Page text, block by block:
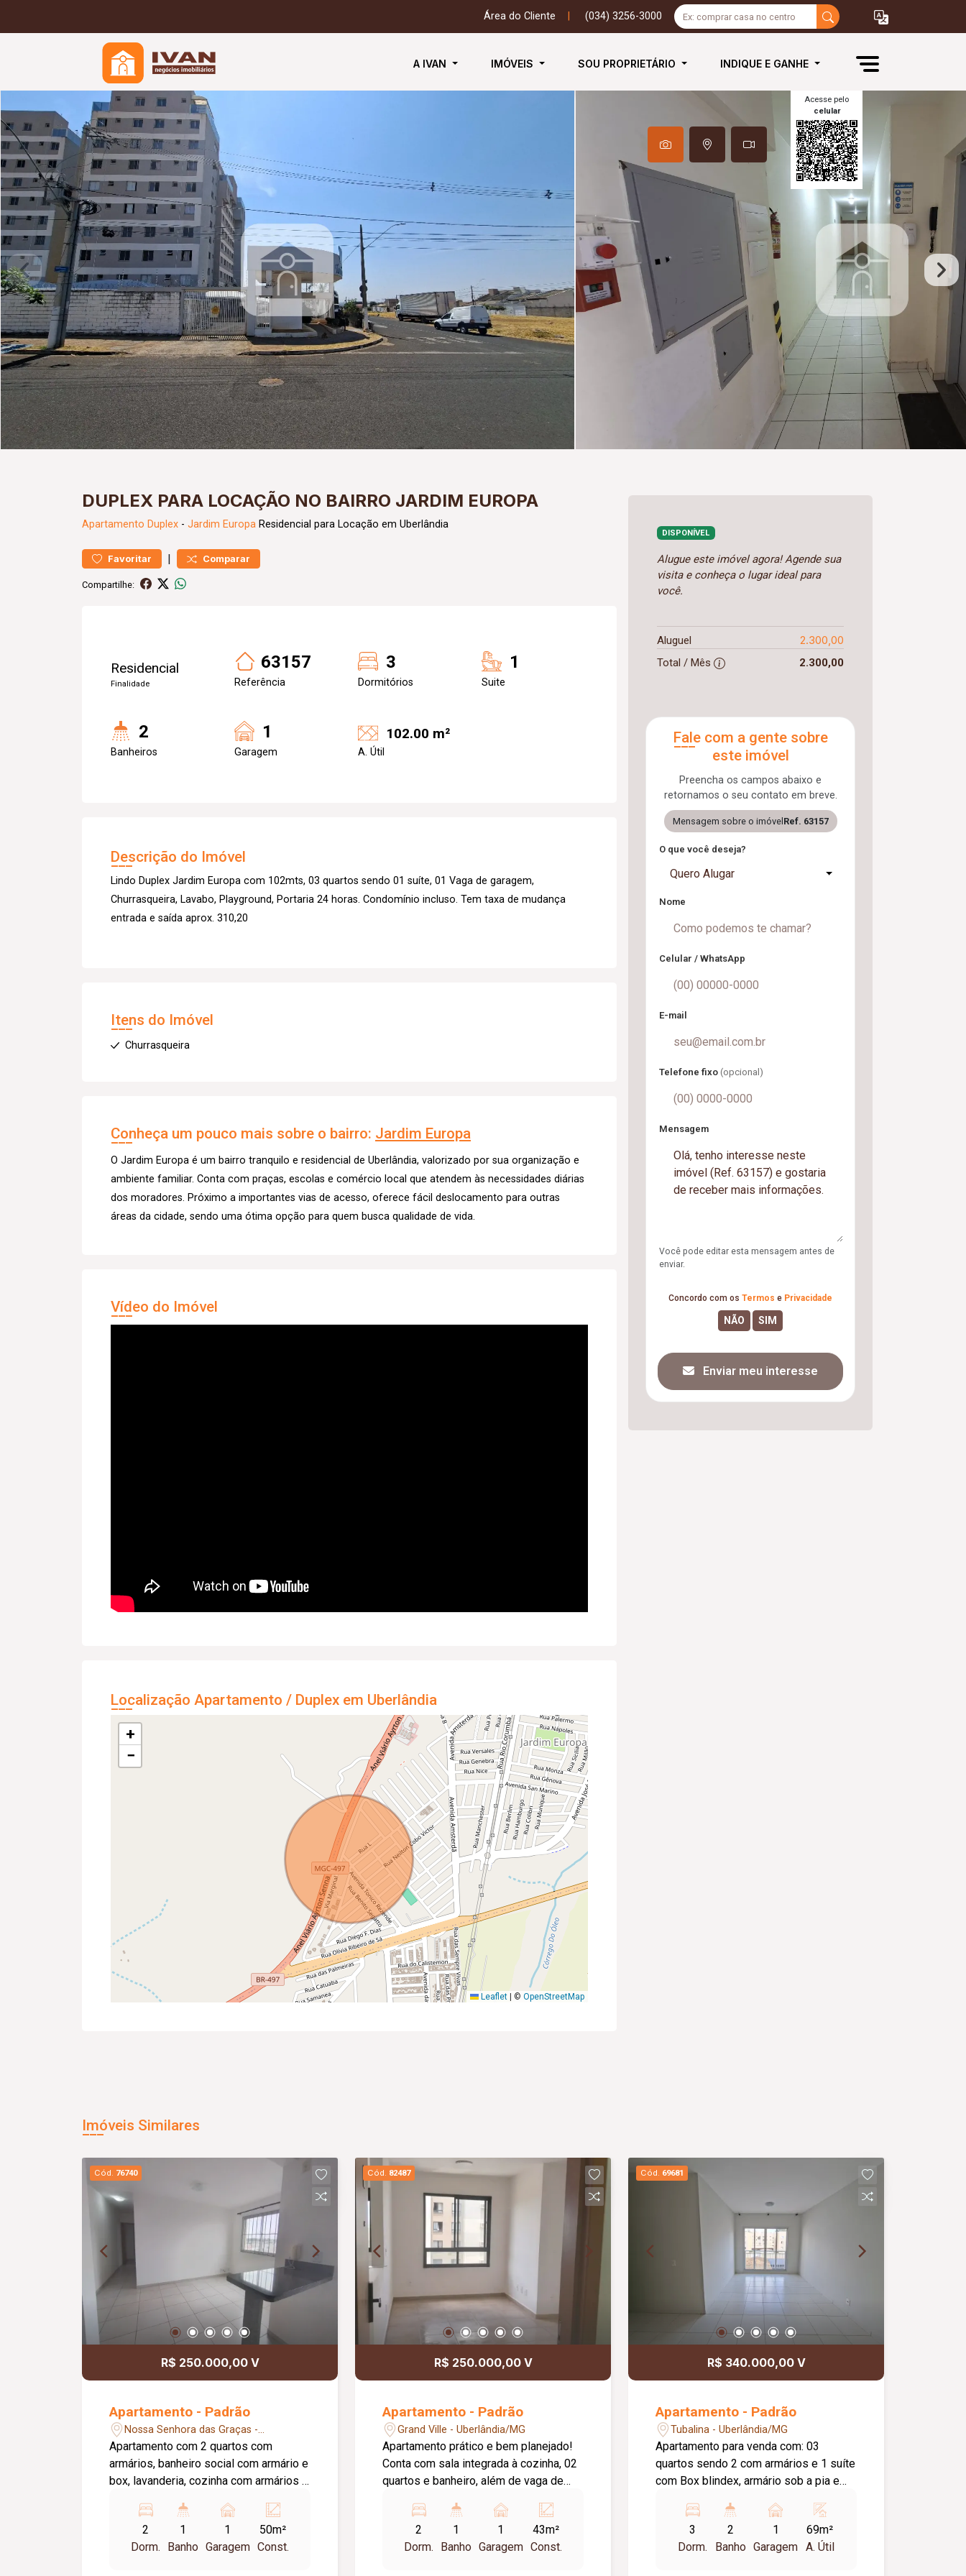
Área do Cliente (034) 3256-3000
A IVAN IMÓVEIS SOU PROPRIETÁRIO INDIQUE E GANHE
Acesse pelo
celular
DUPLEX PARA LOCAÇÃO NO BAIRRO JARDIM EUROPA
Apartamento Duplex - Jardim Europa Residencial para Locação em Uberlândia
Favoritar | Comparar
Compartilhe:
Residencial
Finalidade
63157
Referência
3
Dormitórios
1
Suite
2
Banheiros
1
Garagem
102.00 m²
A. Útil
Descrição do Imóvel
Lindo Duplex Jardim Europa com 102mts, 03 quartos sendo 01 suíte, 01 Vaga de garagem,
Churrasqueira, Lavabo, Playground, Portaria 24 horas. Condomínio incluso. Tem taxa de mudança
entrada e saída aprox. 310,20
Itens do Imóvel
Churrasqueira
Conheça um pouco mais sobre o bairro: Jardim Europa
O Jardim Europa é um bairro tranquilo e residencial de Uberlândia, valorizado por sua organização e
ambiente familiar. Conta com praças, escolas e comércio local que atendem às necessidades diárias
dos moradores. Próximo a importantes vias de acesso, oferece fácil deslocamento para outras
áreas da cidade, sendo uma ótima opção para quem busca qualidade de vida.
Vídeo do Imóvel
Localização Apartamento / Duplex em Uberlândia
+
−
Leaflet © OpenStreetMap
DISPONÍVEL
Alugue este imóvel agora! Agende sua
visita e conheça o lugar ideal para
você.
Aluguel 2.300,00
Total / Mês 2.300,00
Fale com a gente sobre
este imóvel
Preencha os campos abaixo e
retornamos o seu contato em breve.
Mensagem sobre o imóvel Ref. 63157
O que você deseja?
Quero Alugar
Nome
Celular / WhatsApp
E-mail
Telefone fixo (opcional)
Mensagem
Você pode editar esta mensagem antes de
enviar.
Concordo com os Termos e Privacidade
Enviar meu interesse
Imóveis Similares
Cód. 76740
R$ 250.000,00 V
Apartamento - Padrão
Nossa Senhora das Graças -
Uberlândia/MG
Apartamento com 2 quartos com
armários, banheiro social com armário e
box, lavanderia, cozinha com armários e
2
Dorm.
1
Banho
1
Garagem
50m²
Const.
Cód. 82487
R$ 250.000,00 V
Apartamento - Padrão
Grand Ville - Uberlândia/MG
Apartamento prático e bem planejado!
Conta com sala integrada à cozinha, 02
quartos e banheiro, além de vaga de
elevador e uma área de lazer completa:
piscina adulto e infantil, quadra,
academia, bicicletário, brinquedoteca,
2
Dorm.
1
Banho
1
Garagem
43m²
Const.
Cód. 69681
R$ 340.000,00 V
Apartamento - Padrão
Tubalina - Uberlândia/MG
Apartamento para venda com: 03
quartos sendo 2 com armários e 1 suíte
com Box blindex, armário sob a pia e
com armário sob a pia, área de serviço
independente, banheiro social com Box
blindex, armário sob a pia e espelho, 1
3
Dorm.
2
Banho
1
Garagem
69m²
A. Útil